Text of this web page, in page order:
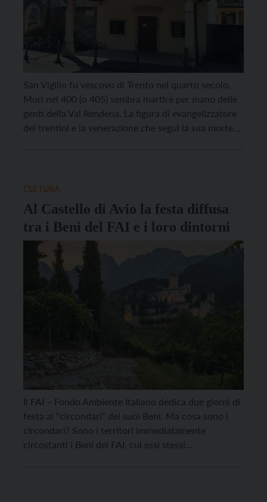
San Vigilio fu vescovo di Trento nel quarto secolo.
Morì nel 400 (o 405) sembra martire per mano delle
genti della Val Rendena. La figura di evangelizzatore
dei trentini e la venerazione che seguì la sua morte
Al Castello di Avio la festa diffusa
tra i Beni del FAI e i loro dintorni
Il FAI – Fondo Ambiente Italiano dedica due giorni di
festa ai “circondari” dei suoi Beni. Ma cosa sono i
circondari? Sono i territori immediatamente
circostanti i Beni del FAI, cui essi stessi